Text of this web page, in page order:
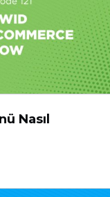
Nasıl